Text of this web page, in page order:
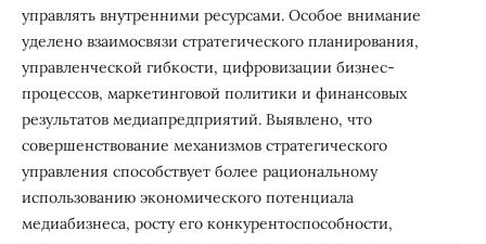
управлять внутренними ресурсами. Особое внимание
уделено взаимосвязи стратегического планирования,
управленческой гибкости, цифровизации бизнес-
процессов, маркетинговой политики и финансовых
результатов медиапредприятий. Выявлено, что
совершенствование механизмов стратегического
управления способствует более рациональному
использованию экономического потенциала
медиабизнеса, росту его конкурентоспособности,